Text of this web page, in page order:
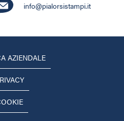
info@pialorsistampi.it
AZIENDALE